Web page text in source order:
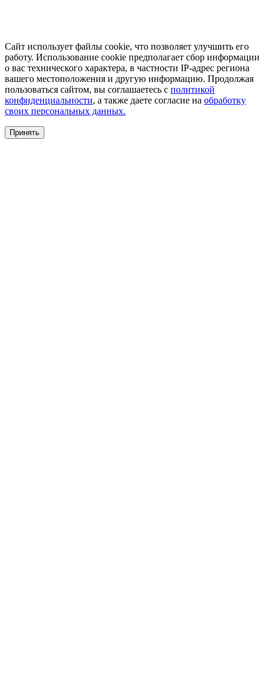
Сайт использует файлы cookie, что позволяет улучшить его
работу. Использование cookie предполагает сбор информации
о вас технического характера, в частности IP-адрес региона
вашего местоположения и другую информацию. Продолжая
пользоваться сайтом, вы соглашаетесь с политикой
конфиденциальности, а также даете согласие на обработку
своих персональных данных.
Принять